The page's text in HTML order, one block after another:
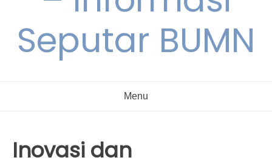
Seputar BUMN
Menu
Inovasi dan